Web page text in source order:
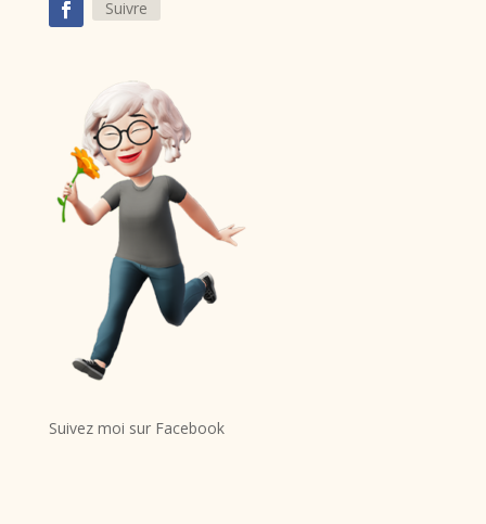
Suivre
Suivez moi sur Facebook